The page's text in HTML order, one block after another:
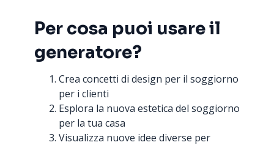
Per cosa puoi usare il
generatore?
Crea concetti di design per il soggiorno
per i clienti
Esplora la nuova estetica del soggiorno
per la tua casa
Visualizza nuove idee diverse per